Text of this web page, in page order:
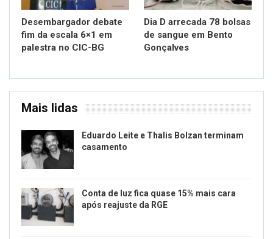
Desembargador debate
fim da escala 6×1 em
palestra no CIC-BG
Dia D arrecada 78 bolsas
de sangue em Bento
Gonçalves
Mais lidas
Eduardo Leite e Thalis Bolzan terminam
casamento
Conta de luz fica quase 15% mais cara
após reajuste da RGE